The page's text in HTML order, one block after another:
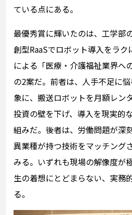
ている点にある。
最優秀賞に輝いたのは、工学部
創型RaaSでロボット導入をラ
による「医療・介護福祉業界へ
の2案だ。前者は、人手不足に
象に、搬送ロボットを月額レン
投資の壁を下げ、導入を現実的
組みだ。後者は、労働問題が深
異業種が持つ技術をマッチング
みる。いずれも現場の解像度が
生の着想にとどまらない、実務
る。